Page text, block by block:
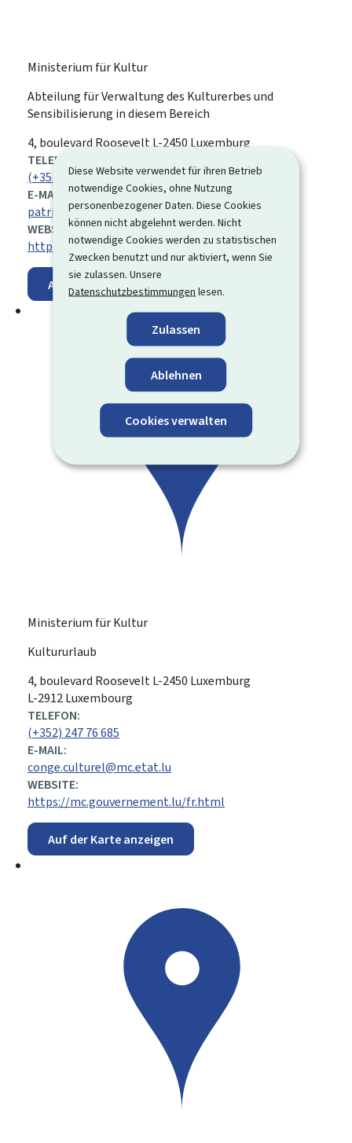
Diese Website verwendet für ihren Betrieb
notwendige Cookies, ohne Nutzung
personenbezogener Daten. Diese Cookies
können nicht abgelehnt werden. Nicht
notwendige Cookies werden zu statistischen
Zwecken benutzt und nur aktiviert, wenn Sie
sie zulassen. Unsere
Datenschutzbestimmungen lesen.
Zulassen
Ablehnen
Cookies verwalten
Ministerium für Kultur
Abteilung für Verwaltung des Kulturerbes und
Sensibilisierung in diesem Bereich
ADRESSE:
4, boulevard RooseveltL-2450 Luxemburg
TELEFON:
(+352) 247 86 600
E-MAIL:
patrimoine-mobilier@mc.etat.lu
WEBSITE:
https://mcult.gouvernement.lu/de.html
Auf der Karte anzeigen
Ministerium für Kultur
Kultururlaub
ADRESSE:
4, boulevard RooseveltL-2450 Luxemburg
L-2912 Luxembourg
TELEFON:
(+352) 247 76 685
E-MAIL:
conge.culturel@mc.etat.lu
WEBSITE:
https://mc.gouvernement.lu/fr.html
Auf der Karte anzeigen